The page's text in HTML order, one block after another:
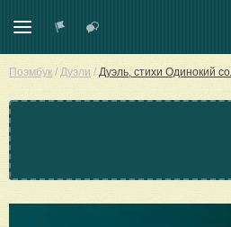
Поэмбук / Дуэли / Дуэль, стихи Одинокий